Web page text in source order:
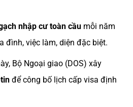
nhập cư toàn cầumỗi năm
đình, việc làm, diện đặc biệt.
Bộ Ngoại giao (DOS) xây
để công bố lịch cấp visa định